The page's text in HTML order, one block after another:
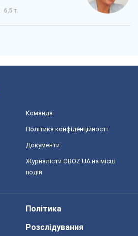
6,5 т.
Команда
Політика конфіденційності
Документи
Журналісти OBOZ.UA на місці
подій
Політика
Розслідування